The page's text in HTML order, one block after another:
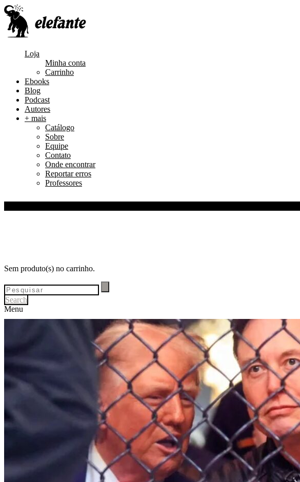
Loja
Minha conta
Carrinho
Ebooks
Blog
Podcast
Autores
+ mais
Catálogo
Sobre
Equipe
Contato
Onde encontrar
Reportar erros
Professores
Sem produto(s) no carrinho.
Search
Menu